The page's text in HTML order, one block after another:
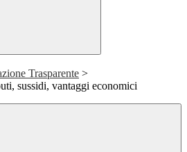
Trasparente >
sussidi, vantaggi economici